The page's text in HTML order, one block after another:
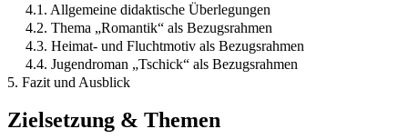
4.1. Allgemeine didaktische Überlegungen
4.2. Thema „Romantik“ als Bezugsrahmen
4.3. Heimat- und Fluchtmotiv als Bezugsrahmen
4.4. Jugendroman „Tschick“ als Bezugsrahmen
5. Fazit und Ausblick
Zielsetzung & Themen